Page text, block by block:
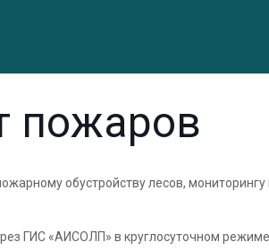
пожаров
обустройству лесов,
ГИС «АИСОЛП» в круглосуточном